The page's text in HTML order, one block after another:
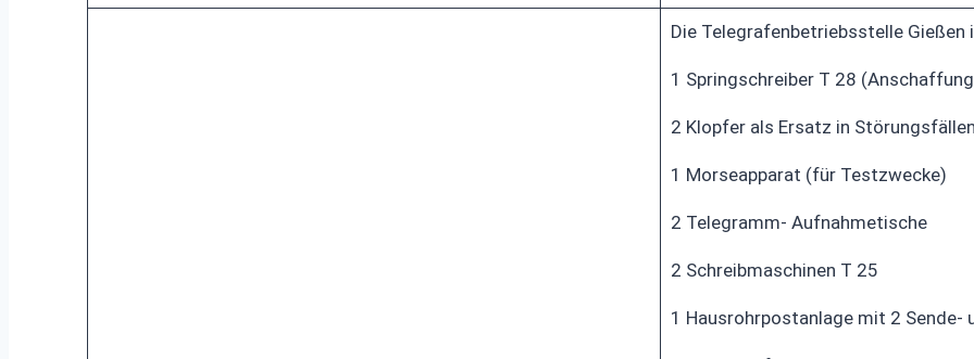
Die Telegrafenbetriebsstelle
1 Springschreiber T 28
2 Klopfer als Ersatz in
1 Morseapparat (für Testzwecke)
2 Telegramm- Aufnahmetische
2 Schreibmaschinen T 25
1 Hausrohrpostanlage mit 2 Sende-